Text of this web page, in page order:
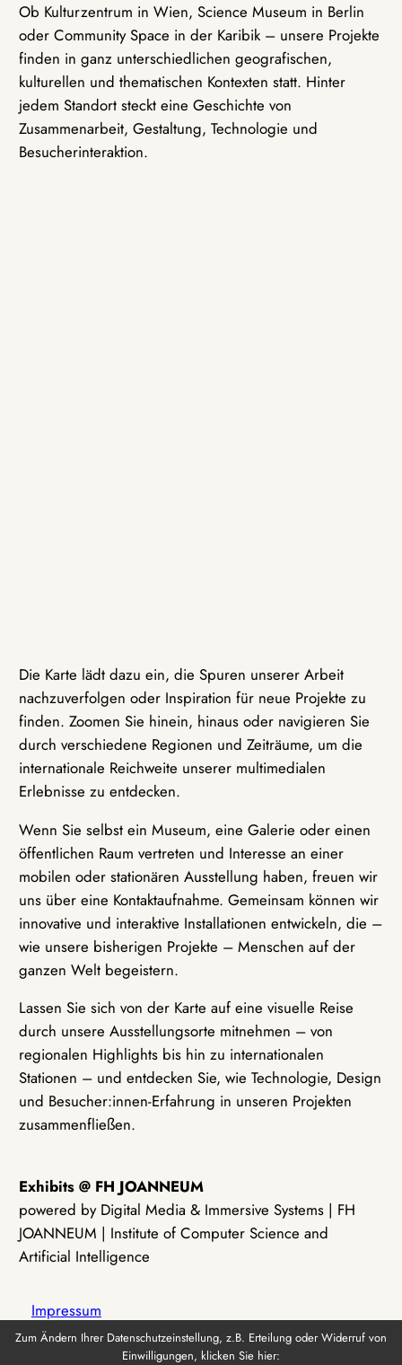
Ob Kulturzentrum in Wien, Science Museum in Berlin
oder Community Space in der Karibik – unsere Projekte
finden in ganz unterschiedlichen geografischen,
kulturellen und thematischen Kontexten statt. Hinter
jedem Standort steckt eine Geschichte von
Zusammenarbeit, Gestaltung, Technologie und
Besucherinteraktion.
Die Karte lädt dazu ein, die Spuren unserer Arbeit
nachzuverfolgen oder Inspiration für neue Projekte zu
finden. Zoomen Sie hinein, hinaus oder navigieren Sie
durch verschiedene Regionen und Zeiträume, um die
internationale Reichweite unserer multimedialen
Erlebnisse zu entdecken.
Wenn Sie selbst ein Museum, eine Galerie oder einen
öffentlichen Raum vertreten und Interesse an einer
mobilen oder stationären Ausstellung haben, freuen wir
uns über eine Kontaktaufnahme. Gemeinsam können wir
innovative und interaktive Installationen entwickeln, die –
wie unsere bisherigen Projekte – Menschen auf der
ganzen Welt begeistern.
Lassen Sie sich von der Karte auf eine visuelle Reise
durch unsere Ausstellungsorte mitnehmen – von
regionalen Highlights bis hin zu internationalen
Stationen – und entdecken Sie, wie Technologie, Design
und Besucher:innen-Erfahrung in unseren Projekten
zusammenfließen.
Exhibits @ FH JOANNEUM
powered by Digital Media & Immersive Systems | FH
JOANNEUM | Institute of Computer Science and
Artificial Intelligence
Impressum
Zum Ändern Ihrer Datenschutzeinstellung, z.B. Erteilung oder Widerruf von
Einwilligungen, klicken Sie hier: